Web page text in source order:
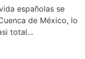
españolas se
de México, lo
total...